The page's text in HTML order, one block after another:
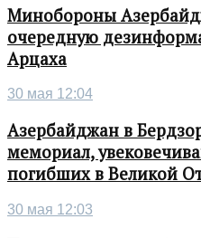
Минобороны
очередную
Арцаха
30 мая 12:04
Азербайджан в
мемориал,
погибших в Великой
30 мая 12:03